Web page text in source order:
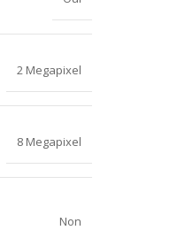
2 Megapixel
8 Megapixel
Non